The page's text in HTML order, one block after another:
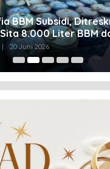
BBM Subsidi,
8.000 Liter BBM
20 Juni 2026